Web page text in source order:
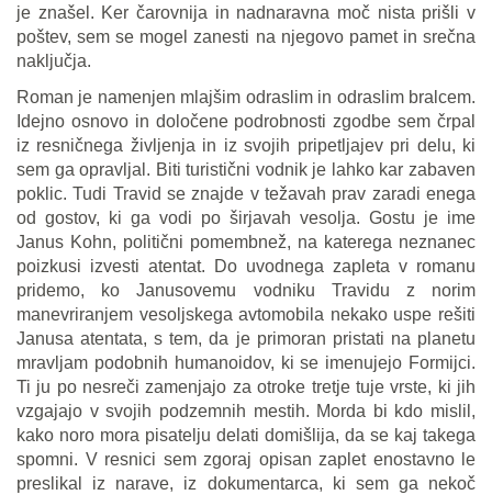
je znašel. Ker čarovnija in nadnaravna moč nista prišli v
poštev, sem se mogel zanesti na njegovo pamet in srečna
naključja.
Roman je namenjen mlajšim odraslim in odraslim bralcem.
Idejno osnovo in določene podrobnosti zgodbe sem črpal
iz resničnega življenja in iz svojih pripetljajev pri delu, ki
sem ga opravljal. Biti turistični vodnik je lahko kar zabaven
poklic. Tudi Travid se znajde v težavah prav zaradi enega
od gostov, ki ga vodi po širjavah vesolja. Gostu je ime
Janus Kohn, politični pomembnež, na katerega neznanec
poizkusi izvesti atentat. Do uvodnega zapleta v romanu
pridemo, ko Janusovemu vodniku Travidu z norim
manevriranjem vesoljskega avtomobila nekako uspe rešiti
Janusa atentata, s tem, da je primoran pristati na planetu
mravljam podobnih humanoidov, ki se imenujejo Formijci.
Ti ju po nesreči zamenjajo za otroke tretje tuje vrste, ki jih
vzgajajo v svojih podzemnih mestih. Morda bi kdo mislil,
kako noro mora pisatelju delati domišlija, da se kaj takega
spomni. V resnici sem zgoraj opisan zaplet enostavno le
preslikal iz narave, iz dokumentarca, ki sem ga nekoč